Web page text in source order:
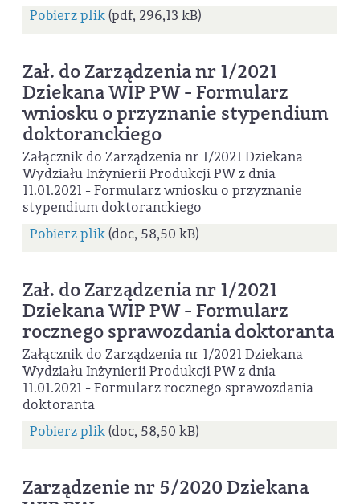
Pobierz plik(pdf, 296,13 kB)
Zał. do Zarządzenia nr 1/2021
Dziekana WIP PW - Formularz
wniosku o przyznanie stypendium
doktoranckiego
Załącznik do Zarządzenia nr 1/2021 Dziekana
Wydziału Inżynierii Produkcji PW z dnia
11.01.2021 - Formularz wniosku o przyznanie
stypendium doktoranckiego
Pobierz plik(doc, 58,50 kB)
Zał. do Zarządzenia nr 1/2021
Dziekana WIP PW - Formularz
rocznego sprawozdania doktoranta
Załącznik do Zarządzenia nr 1/2021 Dziekana
Wydziału Inżynierii Produkcji PW z dnia
11.01.2021 - Formularz rocznego sprawozdania
doktoranta
Pobierz plik(doc, 58,50 kB)
Zarządzenie nr 5/2020 Dziekana